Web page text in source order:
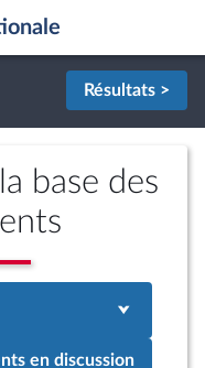
Résultats >
base des
en discussion